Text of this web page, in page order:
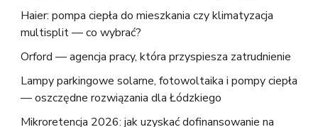
Haier: pompa ciepła do mieszkania czy klimatyzacja
multisplit — co wybrać?
Orford — agencja pracy, która przyspiesza zatrudnienie
Lampy parkingowe solarne, fotowoltaika i pompy ciepła
— oszczędne rozwiązania dla Łódzkiego
Mikroretencja 2026: jak uzyskać dofinansowanie na